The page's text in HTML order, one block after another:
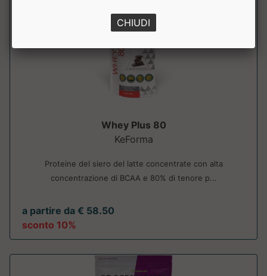
Whey Plus 80
KeForma
Proteine del siero del latte concentrate con alta
concentrazione di BCAA e 80% di tenore p...
a partire da € 58.50
sconto 10%
CHIUDI